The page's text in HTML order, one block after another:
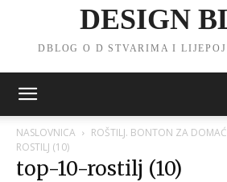
DESIGN
DBLOG O D STVARIMA I
NASLOVNICA ROŠTILJ. BONTON ZA
ROSTILJ (10)
top-10-rostilj (10)